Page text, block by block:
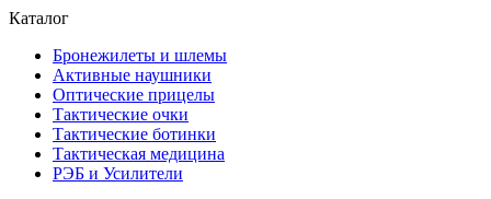
Каталог
Бронежилеты и шлемы
Активные наушники
Оптические прицелы
Тактические очки
Тактические ботинки
Тактическая медицина
РЭБ и Усилители